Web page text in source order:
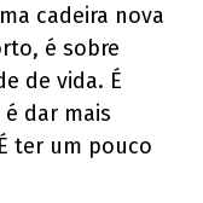
cadeira nova
é sobre
de vida. É
dar mais
ter um pouco